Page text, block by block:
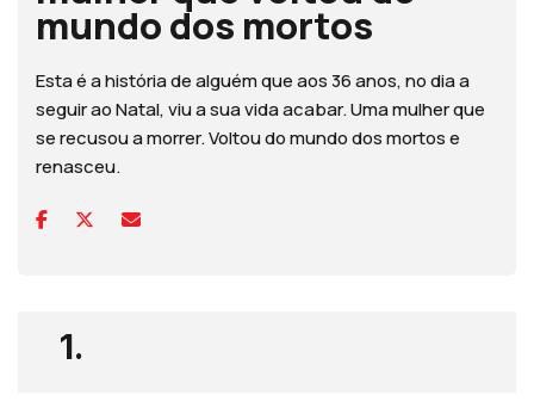
mundo dos mortos
Esta é a história de alguém que aos 36 anos, no dia a
seguir ao Natal, viu a sua vida acabar. Uma mulher que
se recusou a morrer. Voltou do mundo dos mortos e
renasceu.
1.